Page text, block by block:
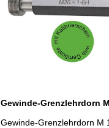
Gewinde-Grenzlehrdorn M